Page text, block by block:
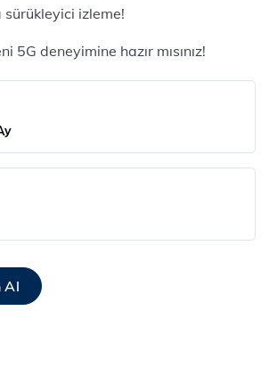
sürükleyici izleme!
5G deneyimine hazır mısınız!
Al